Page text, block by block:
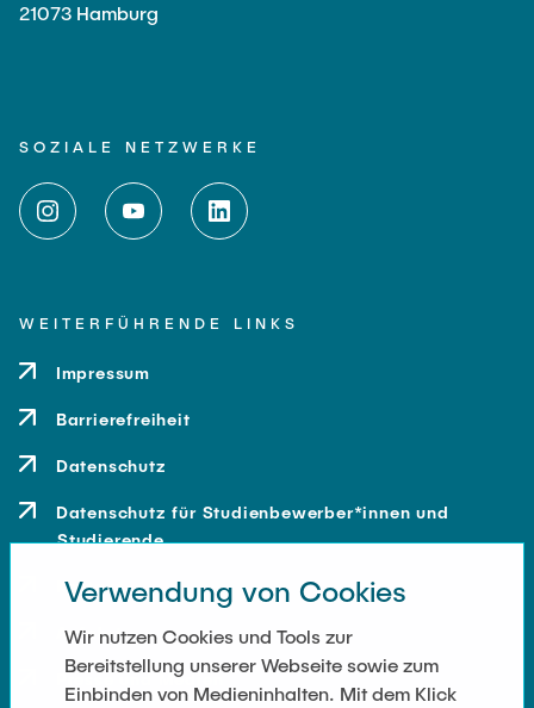
21073 Hamburg
SOZIALE NETZWERKE
WEITERFÜHRENDE LINKS
Impressum
Barrierefreiheit
Datenschutz
Datenschutz für Studienbewerber*innen und
Studierende
Kontakt
Anfahrt
Presse und Medien
Verwendung von Cookies
Wir nutzen Cookies und Tools zur
Bereitstellung unserer Webseite sowie zum
Einbinden von Medieninhalten. Mit dem Klick